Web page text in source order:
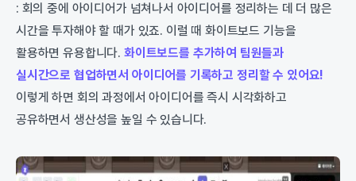
: 회의 중에 아이디어가 넘쳐나서 아이디어를 정리하는 데 더 많은
시간을 투자해야 할 때가 있죠. 이럴 때 화이트보드 기능을
활용하면 유용합니다. 화이트보드를 추가하여 팀원들과
실시간으로 협업하면서 아이디어를 기록하고 정리할 수 있어요!
이렇게 하면 회의 과정에서 아이디어를 즉시 시각화하고
공유하면서 생산성을 높일 수 있습니다.